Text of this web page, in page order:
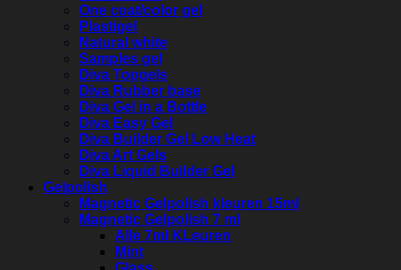
One coat/color gel
Plastigel
Natural white
Samples gel
Diva Topgels
Diva Rubber base
Diva Gel in a Bottle
Diva Easy Gel
Diva Builder Gel Low Heat
Diva Art Gels
Diva Liquid Builder Gel
Gelpolish
Magnetic Gelpolish kleuren 15ml
Magnetic Gelpolish 7 ml
Alle 7ml KLeuren
Mint